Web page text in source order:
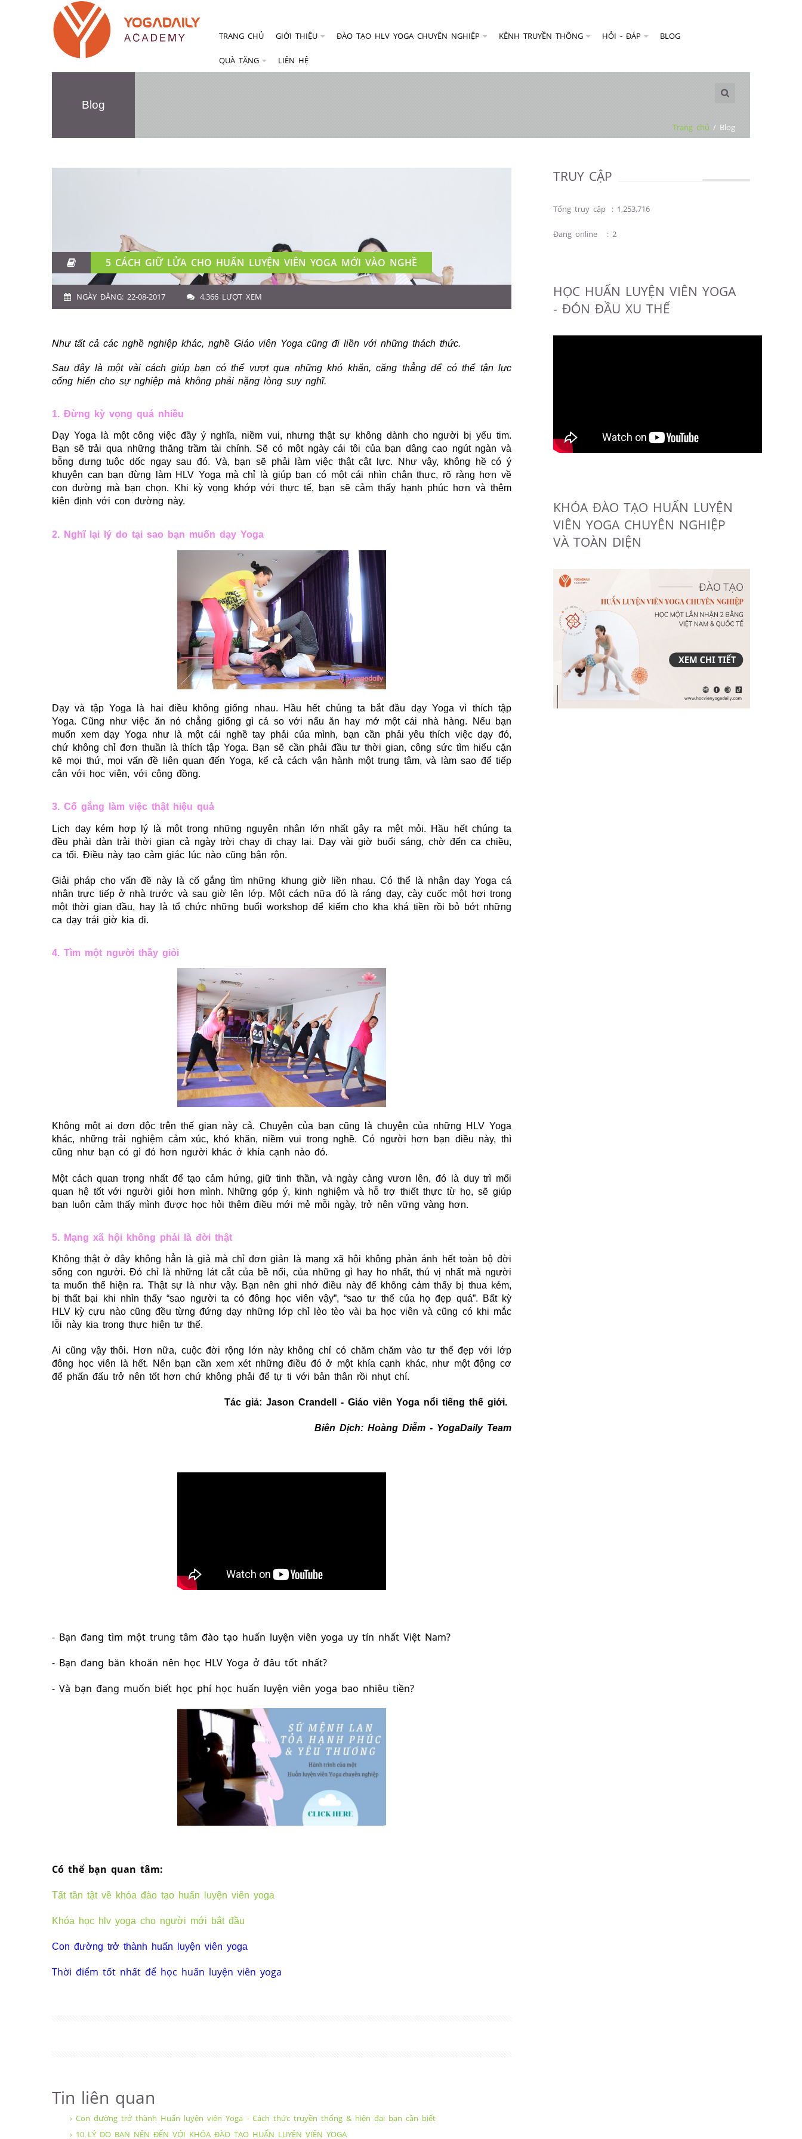
Blog
Trang chủ / Blog
5 CÁCH GIỮ LỬA CHO HUẤN LUYỆN VIÊN YOGA MỚI VÀO NGHỀ
NGÀY ĐĂNG: 22-08-2017 4,366 LƯỢT XEM
Như tất cả các nghề nghiệp khác, nghề Giáo viên Yoga cũng đi liền với những thách thức.
Sau đây là một vài cách giúp bạn có thể vượt qua những khó khăn, căng thẳng để có thể tận lực
cống hiến cho sự nghiệp mà không phải nặng lòng suy nghĩ.
1. Đừng kỳ vọng quá nhiều
Dạy Yoga là một công việc đầy ý nghĩa, niềm vui, nhưng thật sự không dành cho người bị yếu tim.
Bạn sẽ trải qua những thăng trầm tài chính. Sẽ có một ngày cái tôi của bạn dâng cao ngút ngàn và
bỗng dưng tuộc dốc ngay sau đó. Và, bạn sẽ phải làm việc thật cật lực. Như vậy, không hề có ý
khuyên can bạn đừng làm HLV Yoga mà chỉ là giúp bạn có một cái nhìn chân thực, rõ ràng hơn về
con đường mà bạn chọn. Khi kỳ vọng khớp với thực tế, bạn sẽ cảm thấy hạnh phúc hơn và thêm
kiên định với con đường này.
2. Nghĩ lại lý do tại sao bạn muốn dạy Yoga
Dạy và tập Yoga là hai điều không giống nhau. Hầu hết chúng ta bắt đầu dạy Yoga vì thích tập
Yoga. Cũng như việc ăn nó chẳng giống gì cả so với nấu ăn hay mở một cái nhà hàng. Nếu bạn
muốn xem dạy Yoga như là một cái nghề tay phải của mình, bạn cần phải yêu thích việc dạy đó,
chứ không chỉ đơn thuần là thích tập Yoga. Bạn sẽ cần phải đầu tư thời gian, công sức tìm hiểu cặn
kẽ mọi thứ, mọi vấn đề liên quan đến Yoga, kể cả cách vận hành một trung tâm, và làm sao để tiếp
cận với học viên, với cộng đồng.
3. Cố gắng làm việc thật hiệu quả
Lịch dạy kém hợp lý là một trong những nguyên nhân lớn nhất gây ra mệt mỏi. Hầu hết chúng ta
đều phải dàn trải thời gian cả ngày trời chạy đi chạy lại. Dạy vài giờ buổi sáng, chờ đến ca chiều,
ca tối. Điều này tạo cảm giác lúc nào cũng bận rộn.
Giải pháp cho vấn đề này là cố gắng tìm những khung giờ liền nhau. Có thể là nhận dạy Yoga cá
nhân trực tiếp ở nhà trước và sau giờ lên lớp. Một cách nữa đó là ráng dạy, cày cuốc một hơi trong
một thời gian đầu, hay là tổ chức những buổi workshop để kiếm cho kha khá tiền rồi bỏ bớt những
ca dạy trái giờ kia đi.
4. Tìm một người thầy giỏi
Không một ai đơn độc trên thế gian này cả. Chuyện của bạn cũng là chuyện của những HLV Yoga
khác, những trải nghiệm cảm xúc, khó khăn, niềm vui trong nghề. Có người hơn bạn điều này, thì
cũng như bạn có gì đó hơn người khác ở khía cạnh nào đó.
Một cách quan trọng nhất để tạo cảm hứng, giữ tinh thần, và ngày càng vươn lên, đó là duy trì mối
quan hệ tốt với người giỏi hơn mình. Những góp ý, kinh nghiệm và hỗ trợ thiết thực từ họ, sẽ giúp
bạn luôn cảm thấy mình được học hỏi thêm điều mới mẻ mỗi ngày, trở nên vững vàng hơn.
5. Mạng xã hội không phải là đời thật
Không thật ở đây không hẳn là giả mà chỉ đơn giản là mạng xã hội không phản ánh hết toàn bộ đời
sống con người. Đó chỉ là những lát cắt của bề nổi, của những gì hay ho nhất, thú vị nhất mà người
ta muốn thể hiện ra. Thật sự là như vậy. Bạn nên ghi nhớ điều này để không cảm thấy bị thua kém,
bị thất bại khi nhìn thấy “sao người ta có đông học viên vậy”, “sao tư thế của họ đẹp quá”. Bất kỳ
HLV kỳ cựu nào cũng đều từng đứng dạy những lớp chỉ lèo tèo vài ba học viên và cũng có khi mắc
lỗi này kia trong thực hiện tư thế.
Ai cũng vậy thôi. Hơn nữa, cuộc đời rộng lớn này không chỉ có chăm chăm vào tư thế đẹp với lớp
đông học viên là hết. Nên bạn cần xem xét những điều đó ở một khía cạnh khác, như một động cơ
để phấn đấu trở nên tốt hơn chứ không phải để tự ti với bản thân rồi nhụt chí.
Tác giả: Jason Crandell - Giáo viên Yoga nổi tiếng thế giới.
Biên Dịch: Hoàng Diễm - YogaDaily Team
- Bạn đang tìm một trung tâm đào tạo huấn luyện viên yoga uy tín nhất Việt Nam?
- Bạn đang băn khoăn nên học HLV Yoga ở đâu tốt nhất?
- Và bạn đang muốn biết học phí học huấn luyện viên yoga bao nhiêu tiền?
Có thể bạn ​quan tâm:
Tất tần tật về khóa đào tạo huấn luyện viên yoga
Khóa học hlv yoga cho người mới bắt đầu
Con đường trở thành huấn luyện viên yoga
Thời điểm tốt nhất để học huấn luyện viên yoga
Tin liên quan
› Con đường trở thành Huấn luyện viên Yoga - Cách thức truyền thống & hiện đại bạn cần biết
› 10 LÝ DO BẠN NÊN ĐẾN VỚI KHÓA ĐÀO TẠO HUẤN LUYỆN VIÊN YOGA
TRUY CẬP
Tổng truy cập : 1,253,716
Đang online : 2
HỌC HUẤN LUYỆN VIÊN YOGA
- ĐÓN ĐẦU XU THẾ
KHÓA ĐÀO TẠO HUẤN LUYỆN
VIÊN YOGA CHUYÊN NGHIỆP
VÀ TOÀN DIỆN
TRANG CHỦ GIỚI THIỆU ĐÀO TẠO HLV YOGA CHUYÊN NGHIỆP KÊNH TRUYỀN THÔNG HỎI - ĐÁP BLOG
QUÀ TẶNG LIÊN HỆ